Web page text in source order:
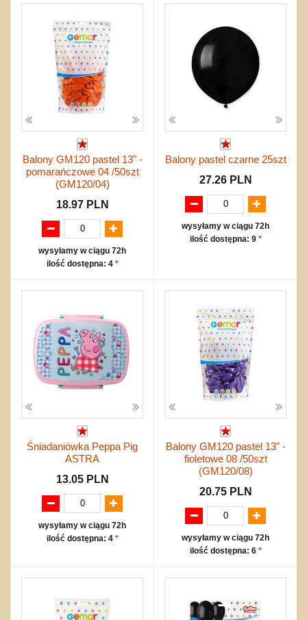
Balony GM120 pastel 13" -
pomarańczowe 04 /50szt
(GM120/04)
18.97 PLN
wysyłamy w ciągu 72h
ilość dostępna: 4 *
Balony pastel czarne 25szt
27.26 PLN
wysyłamy w ciągu 72h
ilość dostępna: 9 *
Śniadaniówka Peppa Pig
ASTRA
13.05 PLN
wysyłamy w ciągu 72h
ilość dostępna: 4 *
Balony GM120 pastel 13" -
fioletowe 08 /50szt
(GM120/08)
20.75 PLN
wysyłamy w ciągu 72h
ilość dostępna: 6 *